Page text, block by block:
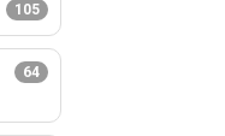
105
64